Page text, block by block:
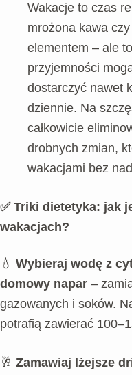
Wakacje to czas
mrożona kawa
elementem – ale
przyjemności
dostarczyć nawet
dziennie. Na
całkowicie
drobnych zmian,
wakacjami bez
✅ Triki dietetyka: jak
wakacjach?
💧 Wybieraj wodę z
domowy napar –
gazowanych i soków.
potrafią zawierać
🥂 Zamawiaj lżejsze